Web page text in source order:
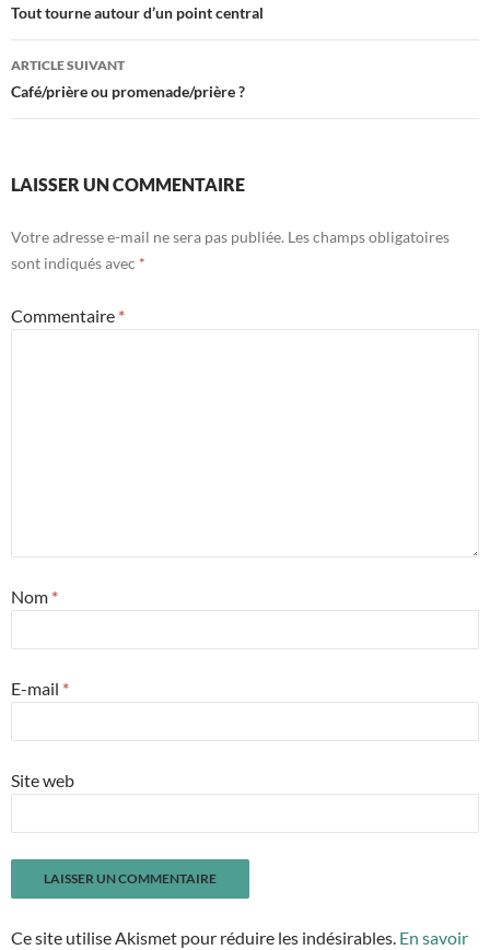
Navigation
des
articles
Tout tourne autour d’un point central
ARTICLE SUIVANT
Café/prière ou promenade/prière ?
LAISSER UN COMMENTAIRE
Votre adresse e-mail ne sera pas publiée. Les champs obligatoires
sont indiqués avec *
Commentaire *
Nom *
E-mail *
Site web
Ce site utilise Akismet pour réduire les indésirables. En savoir